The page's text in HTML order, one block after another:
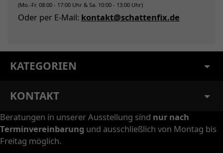
(Mo.-Fr. 08:00 - 17:00 Uhr & Sa. 10:00 - 13:00 Uhr)
Oder per E-Mail: kontakt@schattenfix.de
KATEGORIEN
KONTAKT
Beratungen in unserer Ausstellung sind nur nach
Terminvereinbarung und ausschließlich von Montag bis
Freitag möglich.